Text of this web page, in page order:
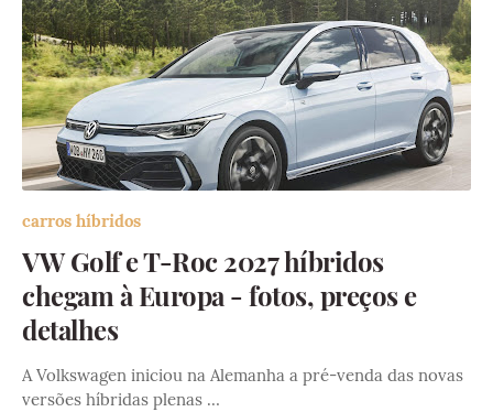
carros híbridos
VW Golf e T-Roc 2027 híbridos
chegam à Europa - fotos, preços e
detalhes
A Volkswagen iniciou na Alemanha a pré-venda das novas
versões híbridas plenas …